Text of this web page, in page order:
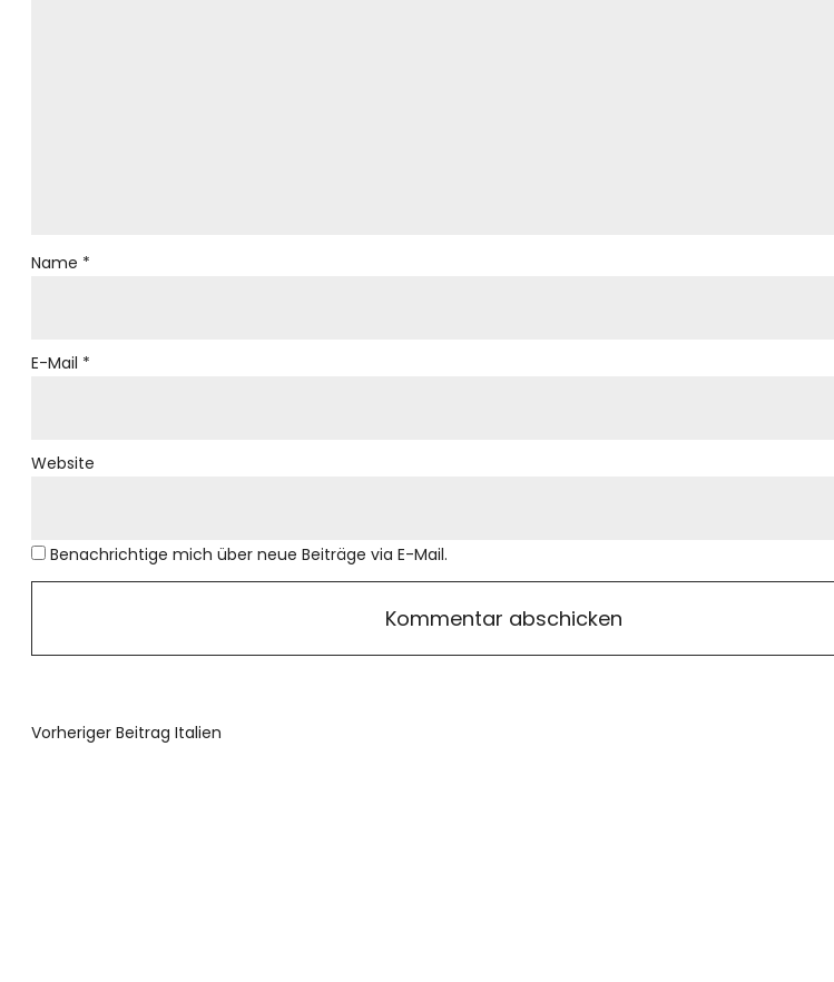
Name *
E-Mail *
Website
Benachrichtige mich über neue Beiträge via E-Mail.
Vorheriger Beitrag Italien